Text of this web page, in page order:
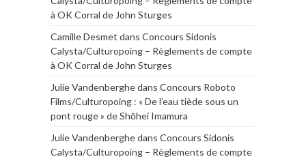
à OK Corral de John Sturges
Camille Desmet dans Concours Sidonis
Calysta/Culturopoing – Règlements de compte
à OK Corral de John Sturges
Julie Vandenberghedans Concours Roboto
Films/Culturopoing : « De l’eau tiède sous un
pont rouge » de Shōhei Imamura
Julie Vandenberghedans Concours Sidonis
Calysta/Culturopoing – Règlements de compte